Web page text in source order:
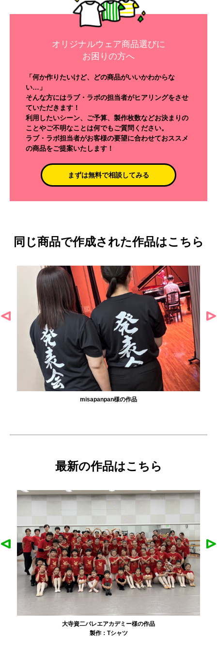
オリジナルウェア商品選びに
お困りの方へ
「何か作りたいけど、どの商品がいいかわからな
い…」
そんな方にはラブ・ラボの担当者がヒアリングをさせ
ていただきます！
利用したいシーン、ご予算、製作枚数などお決まりの
ことやご不明なことは何でもご質問ください。
ラブ・ラボ担当者がお客様の要望に合わせておススメ
の商品をご提案いたします！
まずは無料で相談してみる
同じ商品で作成された作品はこちら
misapanpan様の作品
最新の作品はこちら
大寺資二バレエアカデミー様の作品
製作： Tシャツ